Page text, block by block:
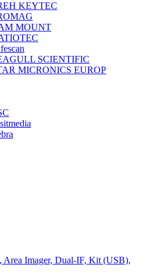
KEYTEC
MOUNT
SCIENTIFIC
MICRONICS EUROP
Area Imager, Dual-IF, Kit (USB),